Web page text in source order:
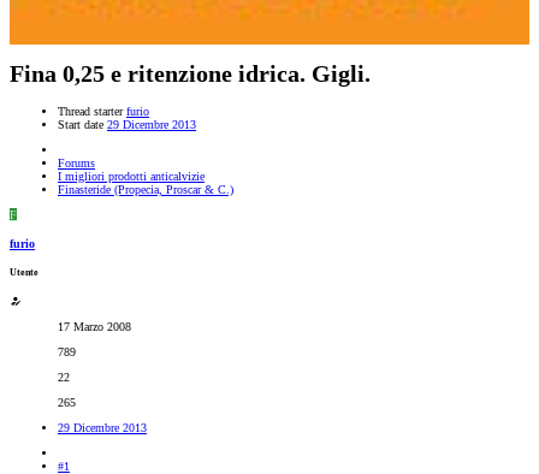
Fina 0,25 e ritenzione idrica. Gigli.
Thread starter furio
Start date 29 Dicembre 2013
Forums
I migliori prodotti anticalvizie
Finasteride (Propecia, Proscar & C.)
F
furio
Utente
17 Marzo 2008
789
22
265
29 Dicembre 2013
#1